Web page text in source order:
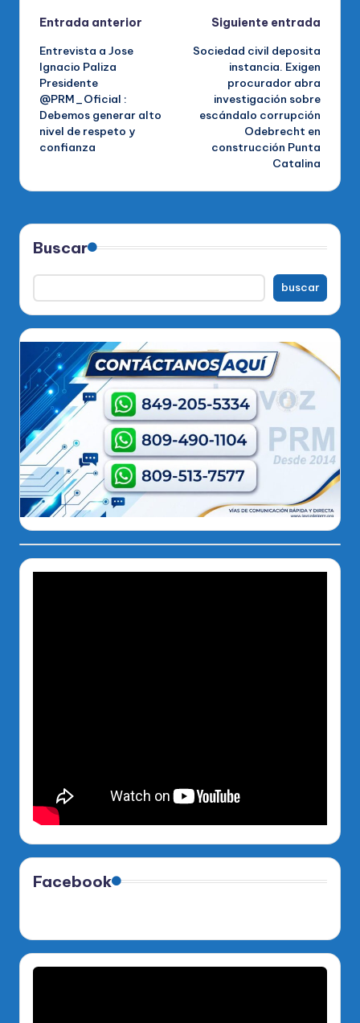
Navegación
de
entradas
Entrada anterior
Entrevista a Jose
Ignacio Paliza
Presidente
@PRM_Oficial :
Debemos generar alto
nivel de respeto y
confianza
Siguiente entrada
Sociedad civil deposita
instancia. Exigen
procurador abra
investigación sobre
escándalo corrupción
Odebrecht en
construcción Punta
Catalina
Buscar
buscar
Facebook